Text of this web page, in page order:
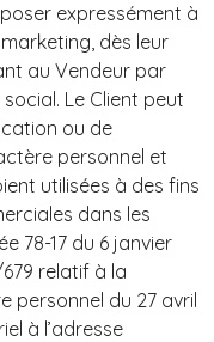
expressément à
dès leur
au Vendeur par
Le Client peut
ou de
personnel et
utilisées à des fins
dans les
78-17 du 6 janvier
679 relatif à la
personnel du 27 avril
à l’adresse